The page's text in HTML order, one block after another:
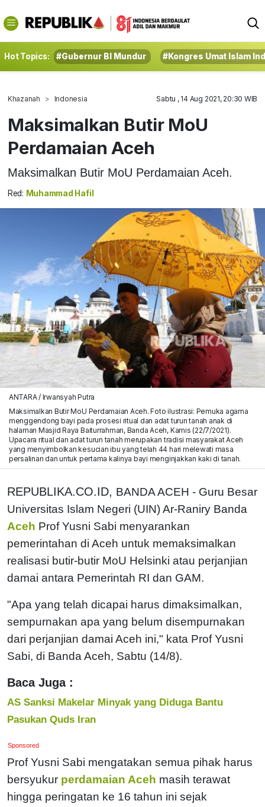
Hot Topics: #Gubernur BI Mundur #Kongres Umat Islam
Khazanah Indonesia Sabtu , 14 Aug 2021, 20:30 WIB
Maksimalkan Butir MoU
Perdamaian Aceh
Maksimalkan Butir MoU Perdamaian Aceh.
Red: Muhammad Hafil
ANTARA / Irwansyah Putra
Maksimalkan Butir MoU Perdamaian Aceh. Foto ilustrasi: Pemuka agama
menggendong bayi pada prosesi ritual dan adat turun tanah anak di
halaman Masjid Raya Baiturrahman, Banda Aceh, Kamis (22/7/2021).
Upacara ritual dan adat turun tanah merupakan tradisi masyarakat Aceh
yang menyimbolkan kesucian ibu yang telah 44 hari melewati masa
persalinan dan untuk pertama kalinya bayi menginjakkan kaki di tanah.
REPUBLIKA.CO.ID, BANDA ACEH - Guru Besar
Universitas Islam Negeri (UIN) Ar-Raniry Banda
Aceh Prof Yusni Sabi menyarankan
pemerintahan di Aceh untuk memaksimalkan
realisasi butir-butir MoU Helsinki atau perjanjian
damai antara Pemerintah RI dan GAM.
"Apa yang telah dicapai harus dimaksimalkan,
sempurnakan apa yang belum disempurnakan
dari perjanjian damai Aceh ini," kata Prof Yusni
Sabi, di Banda Aceh, Sabtu (14/8).
Baca Juga :
AS Sanksi Makelar Minyak yang Diduga Bantu
Pasukan Quds Iran
Sponsored
Prof Yusni Sabi mengatakan semua pihak harus
bersyukur perdamaian Aceh masih terawat
hingga peringatan ke 16 tahun ini sejak